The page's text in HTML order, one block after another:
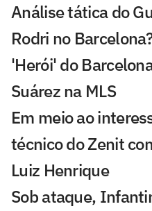
Análise tática do
Rodri no
'Herói' do
Suárez na MLS
Em meio ao
técnico do Zenit
Luiz Henrique
Sob ataque,